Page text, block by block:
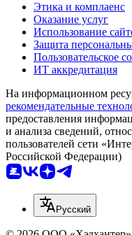
Этика и комплаенс
Оказание услуг
Использование
Защита
Пользовательское
ИТ аккредитация
На информационном
рекомендательные
предоставления
и анализа сведений,
пользователей сети
Российской Федерации)
Русский